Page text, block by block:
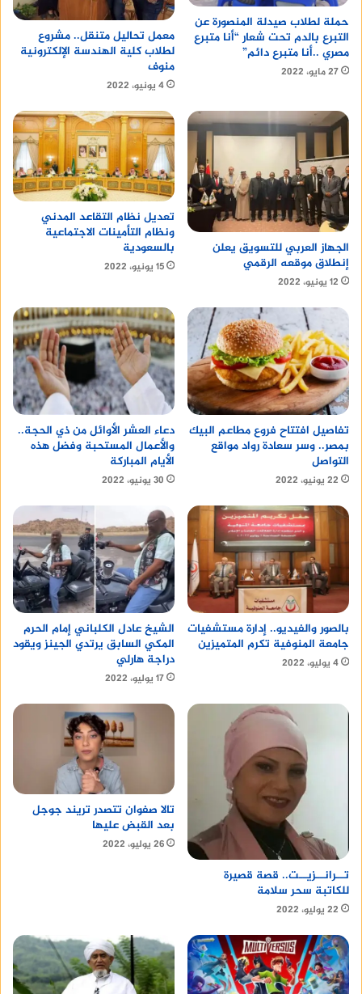
حملة لطلاب صيدلة المنصورة عن
التبرع بالدم تحت شعار “أنا متبرع
مصري ..أنا متبرع دائم”
27 مايو، 2022
معمل تحاليل متنقل.. مشروع
لطلاب كلية الهندسة الإلكترونية
منوف
4 يونيو، 2022
الجهاز العربي للتسويق يعلن
إنطلاق موقعه الرقمي
12 يونيو، 2022
تعديل نظام التقاعد المدني
ونظام التأمينات الاجتماعية
بالسعودية
15 يونيو، 2022
تفاصيل افتتاح فروع مطاعم البيك
بمصر.. وسر سعادة رواد مواقع
التواصل
22 يونيو، 2022
دعاء العشر الأوائل من ذي الحجة..
والأعمال المستحبة وفضل هذه
الأيام المباركة
30 يونيو، 2022
بالصور والفيديو.. إدارة مستشفيات
جامعة المنوفية تكرم المتميزين
4 يوليو، 2022
الشيخ عادل الكلباني إمام الحرم
المكي السابق يرتدي الجينز ويقود
دراجة هارلي
17 يوليو، 2022
تــرانــزيــت.. قصة قصيرة
للكاتبة سحر سلامة
22 يوليو، 2022
تالا صفوان تتصدر تريند جوجل
بعد القبض عليها
26 يوليو، 2022